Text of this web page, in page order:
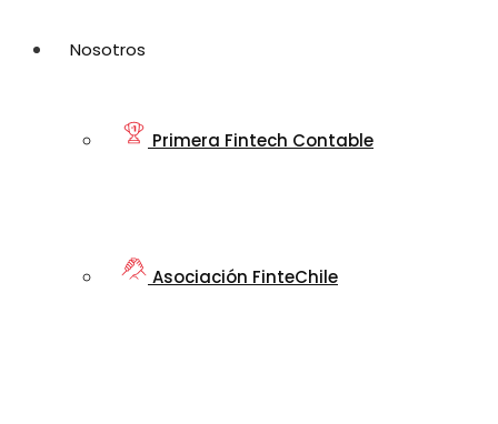
Nosotros
Primera Fintech Contable
Asociación FinteChile